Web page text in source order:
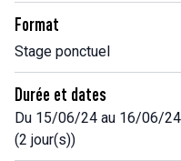
Format
Stage ponctuel
Durée et dates
Du 15/06/24 au 16/06/24
(2 jour(s))